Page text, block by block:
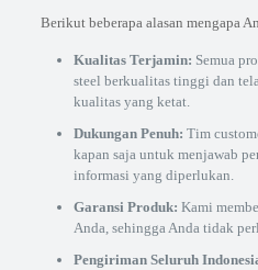
Berikut beberapa alasan mengapa
Kualitas Terjamin: Semua
steel berkualitas tinggi dan
kualitas yang ketat.
Dukungan Penuh: Tim
kapan saja untuk menjawab
informasi yang diperlukan.
Garansi Produk: Kami
Anda, sehingga Anda tidak
Pengiriman Seluruh